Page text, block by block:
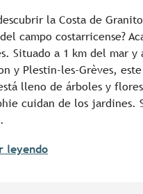
la Costa de Granito
campo costarricense?
Situado a 1 km del mar y
y Plestin-les-Grèves,
lleno de árboles y
cuidan de los jardines.
leyendo